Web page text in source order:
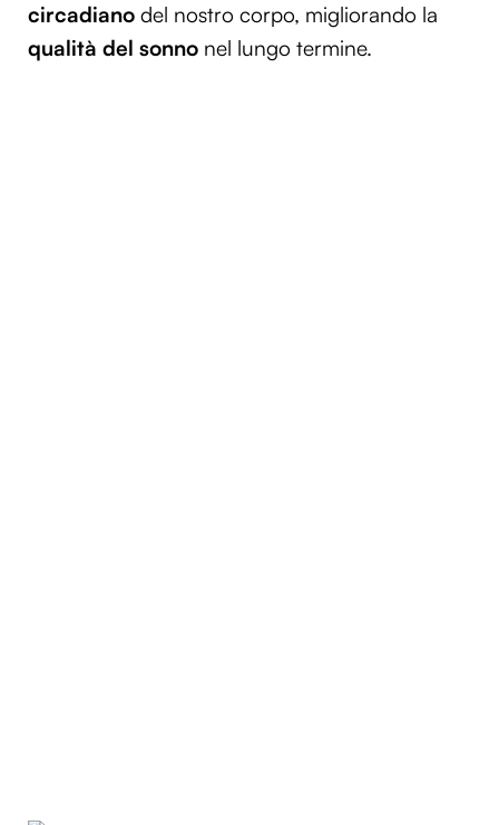
circadiano del nostro corpo, migliorando la
qualità del sonno nel lungo termine.